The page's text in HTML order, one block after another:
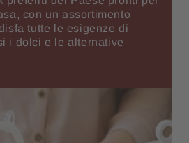
con un assortimento
tutte le esigenze di
i dolci e le alternative